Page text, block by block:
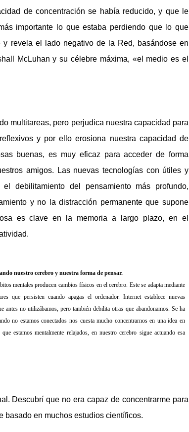
de concentración se había reducido, y que le
importante lo que estaba perdiendo que lo que
revela el lado negativo de la Red, basándose en
McLuhan y su célebre máxima, «el medio es el
multitareas, pero perjudica nuestra capacidad para
y por ello erosiona nuestra capacidad de
buenas, es muy eficaz para acceder de forma
amigos. Las nuevas tecnologías con útiles y
debilitamiento del pensamiento más profundo,
y no la distracción permanente que supone
es clave en la memoria a largo plazo, en el
nuestro cerebro y nuestra forma de pensar.
mentales producen cambios físicos en el cerebro. Este se adapta mediante
que persisten cuando apagas el ordenador. Internet establece nuevas
antes no utilizábamos, pero también debilita otras que abandonamos. Se ha
no estamos conectados nos cuesta mucho concentrarnos en una idea en
estamos mentalmente relajados, en nuestro cerebro sigue actuando esa
Descubrí que no era capaz de concentrarme para
basado en muchos estudios científicos.